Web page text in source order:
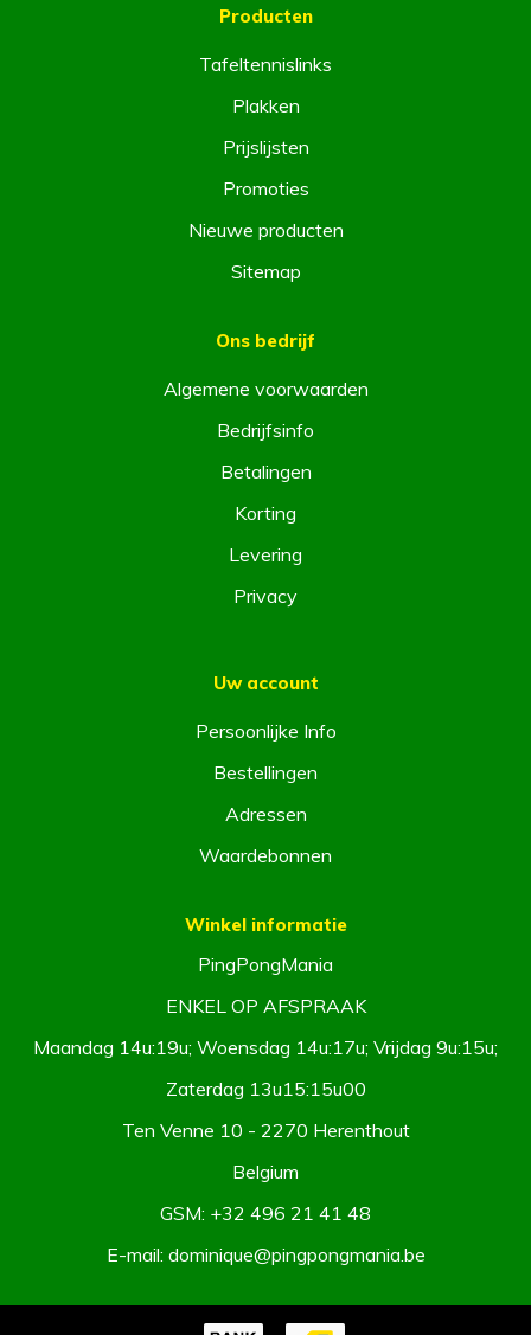
Producten
Tafeltennislinks
Plakken
Prijslijsten
Promoties
Nieuwe producten
Sitemap
Ons bedrijf
Algemene voorwaarden
Bedrijfsinfo
Betalingen
Korting
Levering
Privacy
Uw account
Persoonlijke Info
Bestellingen
Adressen
Waardebonnen
Winkel informatie
PingPongMania
ENKEL OP AFSPRAAK
Maandag 14u:19u; Woensdag 14u:17u; Vrijdag 9u:15u;
Zaterdag 13u15:15u00
Ten Venne 10 - 2270 Herenthout
Belgium
GSM: +32 496 21 41 48
E-mail: dominique@pingpongmania.be